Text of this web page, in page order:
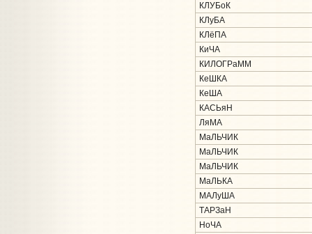
КЛУБоК
КЛуБА
КЛёПА
КиЧА
КИЛОГРаММ
КеШКА
КеША
КАСЬяН
ЛяМА
МаЛЬЧИК
МаЛЬЧИК
МаЛЬЧИК
МаЛЬКА
МАЛуША
ТАРЗаН
НоЧА